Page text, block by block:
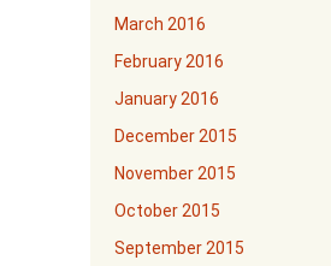
March 2016
February 2016
January 2016
December 2015
November 2015
October 2015
September 2015